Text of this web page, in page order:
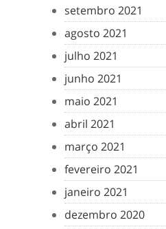
setembro 2021
agosto 2021
julho 2021
junho 2021
maio 2021
abril 2021
março 2021
fevereiro 2021
janeiro 2021
dezembro 2020